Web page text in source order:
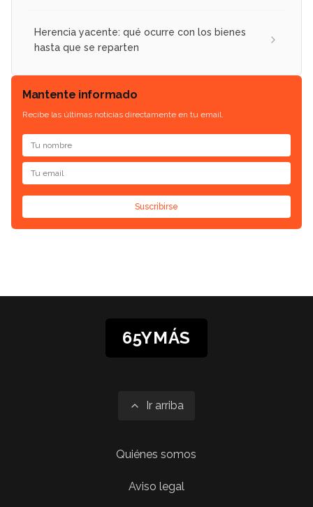
Herencia yacente: qué ocurre con los bienes
hasta que se reparten
Mantente informado
Recibe las últimas noticias directamente en tu email.
Suscribirse
65YMÁS
Ir arriba
Quiénes somos
Aviso legal